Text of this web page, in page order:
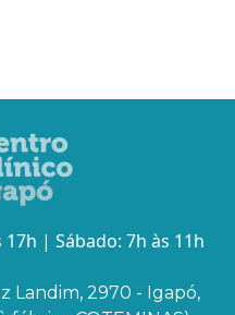
17h | Sábado: 7h às 11h
Landim, 2970 - Igapó,